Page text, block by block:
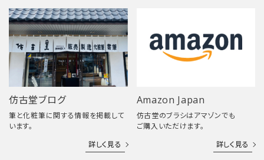
仿古堂ブログ
筆と化粧筆に関する情報を掲載して
います。
詳しく見る
Amazon Japan
仿古堂のブラシはアマゾンでも
ご購入いただけます。
詳しく見る